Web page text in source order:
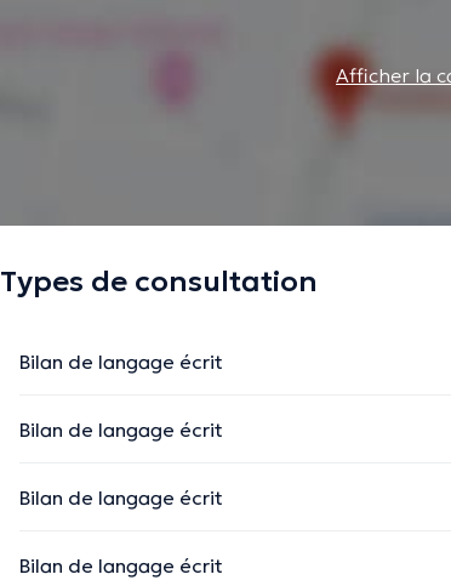
Afficher la
Types de consultation
Bilan de langage écrit
Bilan de langage écrit
Bilan de langage écrit
Bilan de langage écrit